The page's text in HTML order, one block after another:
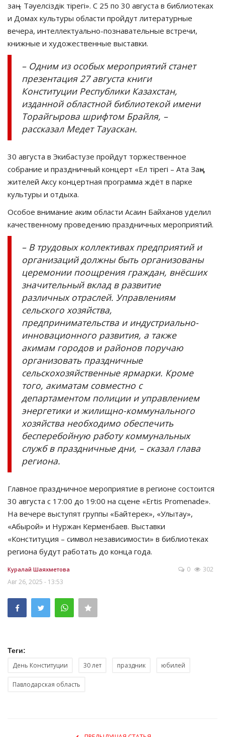
заң – Тәуелсіздік тірегі». С 25 по 30 августа в библиотеках
и Домах культуры области пройдут литературные
вечера, интеллектуально-познавательные встречи,
книжные и художественные выставки.
– Одним из особых мероприятий станет
презентация 27 августа книги
Конституции Республики Казахстан,
изданной областной библиотекой имени
Торайгырова шрифтом Брайля, –
рассказал Медет Тауаскан.
30 августа в Экибастузе пройдут торжественное
собрание и праздничный концерт «Ел тірегі – Ата Заң»,
жителей Аксу концертная программа ждёт в парке
культуры и отдыха.
Особое внимание аким области Асаин Байханов уделил
качественному проведению праздничных мероприятий.
– В трудовых коллективах предприятий и
организаций должны быть организованы
церемонии поощрения граждан, внёсших
значительный вклад в развитие
различных отраслей. Управлениям
сельского хозяйства,
предпринимательства и индустриально-
инновационного развития, а также
акимам городов и районов поручаю
организовать праздничные
сельскохозяйственные ярмарки. Кроме
того, акиматам совместно с
департаментом полиции и управлением
энергетики и жилищно-коммунального
хозяйства необходимо обеспечить
бесперебойную работу коммунальных
служб в праздничные дни, – сказал глава
региона.
Главное праздничное мероприятие в регионе состоится
30 августа с 17:00 до 19:00 на сцене «Ertis Promenade».
На вечере выступят группы «Байтерек», «Улытау»,
«Абырой» и Нуржан Керменбаев. Выставки
«Конституция – символ независимости» в библиотеках
региона будут работать до конца года.
Куралай Шаяхметова
Авг 26, 2025 - 13:53
0 302
Теги:
День Конституции 30 лет праздник юбилей
Павлодарская область